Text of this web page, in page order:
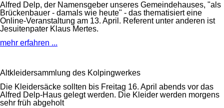
Alfred Delp, der Namensgeber unseres Gemeindehauses, "als
Brückenbauer - damals wie heute" - das thematisiert eine
Online-Veranstaltung am 13. April. Referent unter anderen ist
Jesuitenpater Klaus Mertes.
mehr erfahren ...
Altkleidersammlung des Kolpingwerkes
Die Kleidersäcke sollten bis Freitag 16. April abends vor das
Alfred Delp-Haus gelegt werden. Die Kleider werden morgens
sehr früh abgeholt